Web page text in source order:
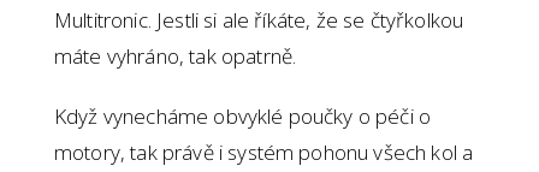
Multitronic. Jestli si ale říkáte, že se čtyřkolkou
máte vyhráno, tak opatrně.
Když vynecháme obvyklé poučky o péči o
motory, tak právě i systém pohonu všech kol a